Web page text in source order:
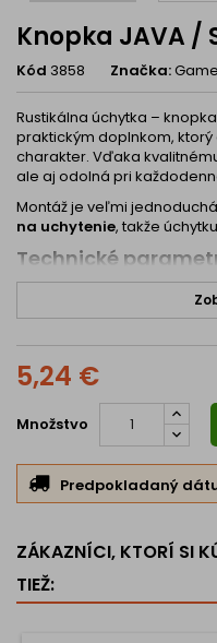
Knopka JAVA /
Kód 3858 Značka:
Rustikálna úchytka –
praktickým doplnkom,
charakter. Vďaka
ale aj odolná pri
Montáž je veľmi
na uchytenie, takže
Technické
Výška:40 mm
Dĺžka:76 mm
Šírka:20 mm
Štýl: rustikálny
Montáž: pomocou
Hlavné výhody:
Rustikálny dizajn–
vintage nábytok.
dvierok či zásuviek.
Odolné prevedenie–
5,24 €
Množstvo
Predpokladaný
ZÁKAZNÍCI, KTORÍ SI
TIEŽ: